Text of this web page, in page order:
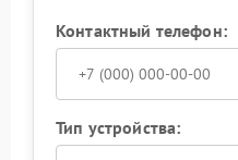
Контактный телефон:
Тип устройства: